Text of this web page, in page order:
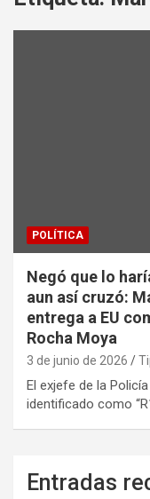
POLÍTICA
Negó que lo
aun así cruzó:
entrega a EU
Rocha Moya
3 de junio de 2026
El exjefe de la
identificado como
Entradas